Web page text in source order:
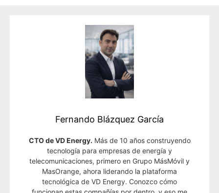
Fernando Blázquez García
CTO de VD Energy. Más de 10 años construyendo
tecnología para empresas de energía y
telecomunicaciones, primero en Grupo MásMóvil y
MasOrange, ahora liderando la plataforma
tecnológica de VD Energy. Conozco cómo